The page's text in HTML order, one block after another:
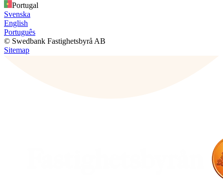
Portugal
Svenska
English
Português
© Swedbank Fastighetsbyrå AB
Sitemap